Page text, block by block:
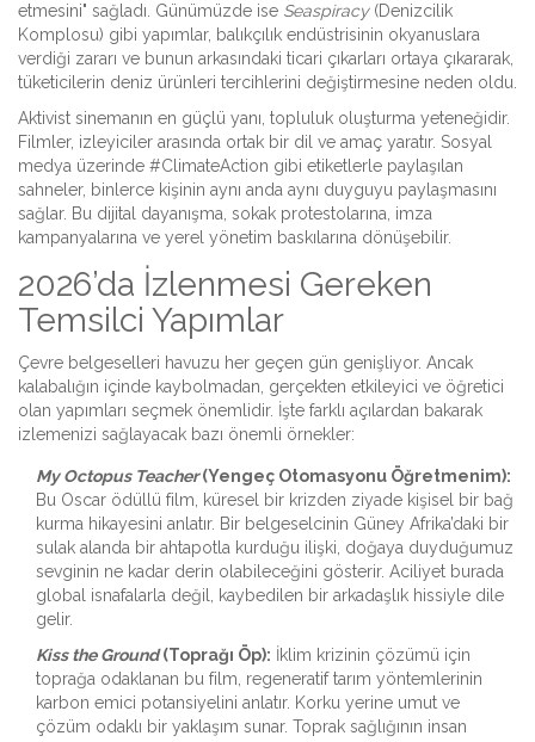
etmesini" sağladı. Günümüzde ise Seaspiracy(Denizcilik
Komplosu) gibi yapımlar, balıkçılık endüstrisinin okyanuslara
verdiği zararı ve bunun arkasındaki ticari çıkarları ortaya çıkararak,
tüketicilerin deniz ürünleri tercihlerini değiştirmesine neden oldu.
Aktivist sinemanın en güçlü yanı, topluluk oluşturma yeteneğidir.
Filmler, izleyiciler arasında ortak bir dil ve amaç yaratır. Sosyal
medya üzerinde #ClimateAction gibi etiketlerle paylaşılan
sahneler, binlerce kişinin aynı anda aynı duyguyu paylaşmasını
sağlar. Bu dijital dayanışma, sokak protestolarına, imza
kampanyalarına ve yerel yönetim baskılarına dönüşebilir.
2026’da İzlenmesi Gereken
Temsilci Yapımlar
Çevre belgeselleri havuzu her geçen gün genişliyor. Ancak
kalabalığın içinde kaybolmadan, gerçekten etkileyici ve öğretici
olan yapımları seçmek önemlidir. İşte farklı açılardan bakarak
izlemenizi sağlayacak bazı önemli örnekler:
My Octopus Teacher(Yengeç Otomasyonu Öğretmenim):
Bu Oscar ödüllü film, küresel bir krizden ziyade kişisel bir bağ
kurma hikayesini anlatır. Bir belgeselcinin Güney Afrika’daki bir
sulak alanda bir ahtapotla kurduğu ilişki, doğaya duyduğumuz
sevginin ne kadar derin olabileceğini gösterir. Aciliyet burada
global isnafalarla değil, kaybedilen bir arkadaşlık hissiyle dile
gelir.
Kiss the Ground(Toprağı Öp): İklim krizinin çözümü için
toprağa odaklanan bu film, regeneratif tarım yöntemlerinin
karbon emici potansiyelini anlatır. Korku yerine umut ve
çözüm odaklı bir yaklaşım sunar. Toprak sağlığının insan